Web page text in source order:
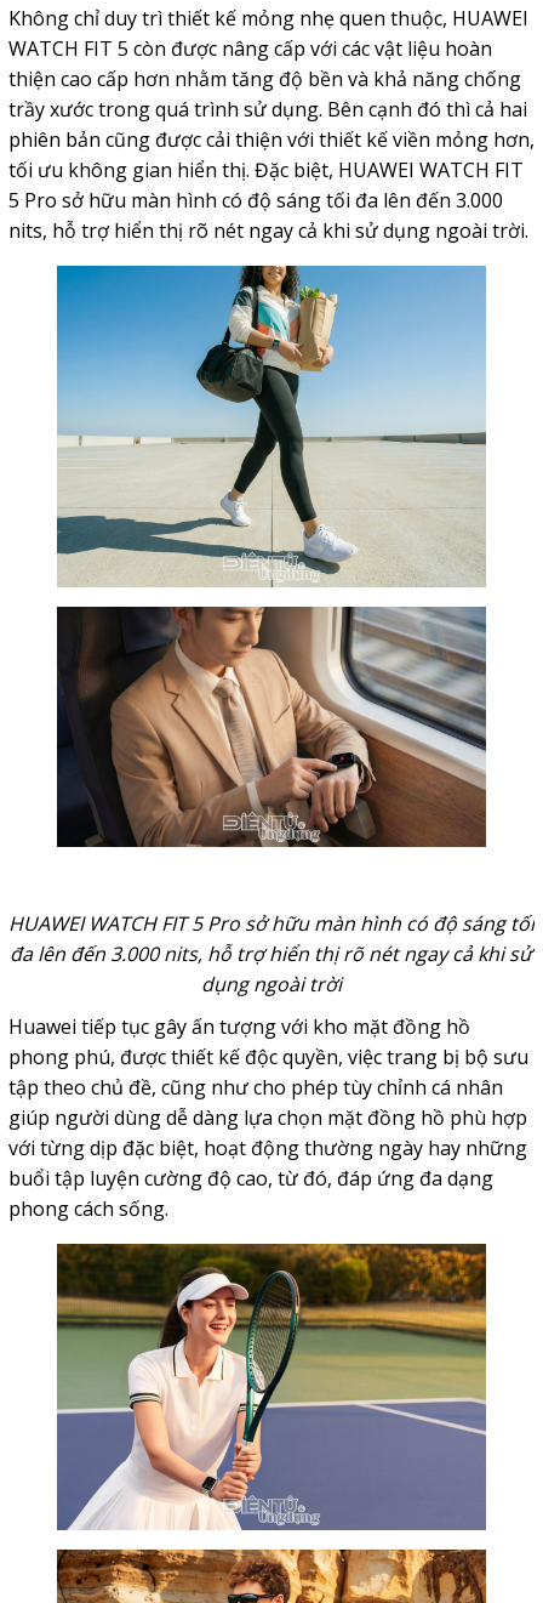
Không chỉ duy trì thiết kế mỏng nhẹ quen thuộc, HUAWEI
WATCH FIT 5 còn được nâng cấp với các vật liệu hoàn
thiện cao cấp hơn nhằm tăng độ bền và khả năng chống
trầy xước trong quá trình sử dụng. Bên cạnh đó thì cả hai
phiên bản cũng được cải thiện với thiết kế viền mỏng hơn,
tối ưu không gian hiển thị. Đặc biệt, HUAWEI WATCH FIT
5 Pro sở hữu màn hình có độ sáng tối đa lên đến 3.000
nits, hỗ trợ hiển thị rõ nét ngay cả khi sử dụng ngoài trời.
HUAWEI WATCH FIT 5 Pro sở hữu màn hình có độ sáng tối
đa lên đến 3.000 nits, hỗ trợ hiển thị rõ nét ngay cả khi sử
dụng ngoài trời
Huawei tiếp tục gây ấn tượng với kho mặt đồng hồ
phong phú, được thiết kế độc quyền, việc trang bị bộ sưu
tập theo chủ đề, cũng như cho phép tùy chỉnh cá nhân
giúp người dùng dễ dàng lựa chọn mặt đồng hồ phù hợp
với từng dịp đặc biệt, hoạt động thường ngày hay những
buổi tập luyện cường độ cao, từ đó, đáp ứng đa dạng
phong cách sống.